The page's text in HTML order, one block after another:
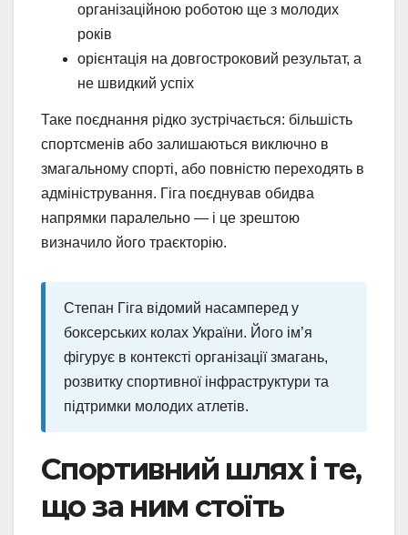
організаційною роботою ще з молодих
років
орієнтація на довгостроковий результат, а
не швидкий успіх
Таке поєднання рідко зустрічається: більшість
спортсменів або залишаються виключно в
змагальному спорті, або повністю переходять в
адміністрування. Гіга поєднував обидва
напрямки паралельно — і це зрештою
визначило його траєкторію.
Степан Гіга відомий насамперед у
боксерських колах України. Його ім’я
фігурує в контексті організації змагань,
розвитку спортивної інфраструктури та
підтримки молодих атлетів.
Спортивний шлях і те,
що за ним стоїть